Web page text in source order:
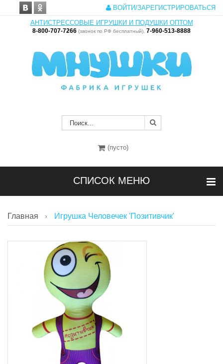
ВОЙТИ/ЗАРЕГИСТРИРОВАТЬСЯ
АНТИСТРЕССОВЫЕ ИГРУШКИ И ПОДУШКИ ОПТОМ
8-800-707-7266 (звонок по РФ бесплатный), 7-960-513-8888
(пусто)
СПИСОК МЕНЮ
Главная Игрушка Человечек 'Позитивчик'